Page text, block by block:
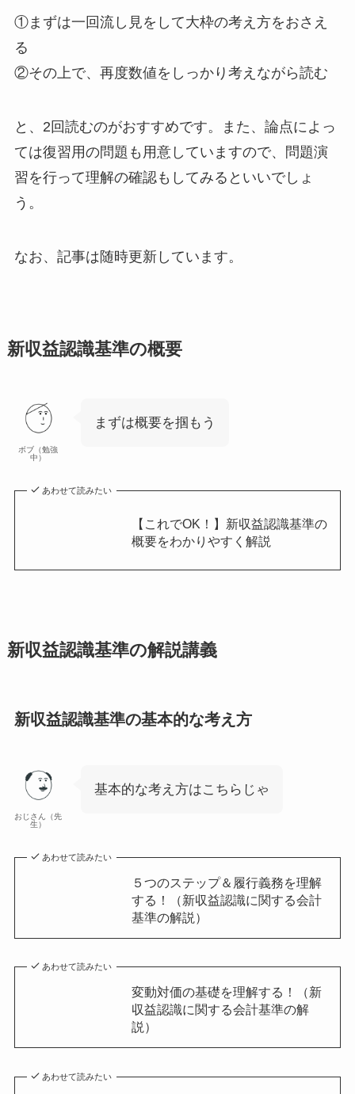
①まずは一回流し見をして大枠の考え方をおさえ
る
②その上で、再度数値をしっかり考えながら読む
と、 2回読むのがおすすめです。また、論点によっ
ては復習用の問題も用意していますので、
問題演
習を行って理解の確認もしてみる といいでしょ
う。
なお、記事は随時更新しています。
新収益認識基準の概要
ボブ（勉強
中）
まずは概要を掴もう
あわせて読みたい
【これでOK！】新収益認識基準の
概要をわかりやすく解説
新収益認識基準の解説講義
新収益認識基準の基本的な考え方
おじさん（先
生）
基本的な考え方はこちらじゃ
あわせて読みたい
５つのステップ＆履行義務を理解
する！（新収益認識に関する会計
基準の解説）
あわせて読みたい
変動対価の基礎を理解する！（新
収益認識に関する会計基準の解
説）
あわせて読みたい